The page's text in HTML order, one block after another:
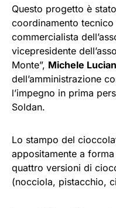
Questo progetto è
coordinamento
commercialista
vicepresidente
Monte”, Michele
dell’amministrazione
l’impegno in prima
Soldan.
Lo stampo del
appositamente a
quattro versioni di
(nocciola, pistacchio,